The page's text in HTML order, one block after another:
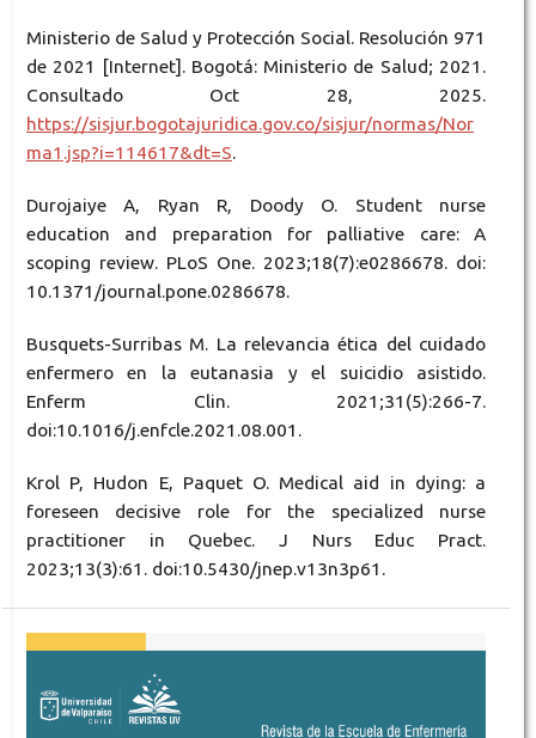
Ministerio de Salud y Protección Social. Resolución 971
de 2021 [Internet]. Bogotá: Ministerio de Salud; 2021.
Consultado Oct 28, 2025.
https://sisjur.bogotajuridica.gov.co/sisjur/normas/Nor
ma1.jsp?i=114617&dt=S.
Durojaiye A, Ryan R, Doody O. Student nurse
education and preparation for palliative care: A
scoping review. PLoS One. 2023;18(7):e0286678. doi:
10.1371/journal.pone.0286678.
Busquets-Surribas M. La relevancia ética del cuidado
enfermero en la eutanasia y el suicidio asistido.
Enferm Clin. 2021;31(5):266-7.
doi:10.1016/j.enfcle.2021.08.001.
Krol P, Hudon E, Paquet O. Medical aid in dying: a
foreseen decisive role for the specialized nurse
practitioner in Quebec. J Nurs Educ Pract.
2023;13(3):61. doi:10.5430/jnep.v13n3p61.